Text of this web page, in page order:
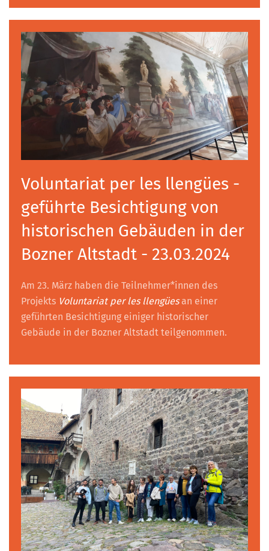
Voluntariat per les llengües -
geführte Besichtigung von
historischen Gebäuden in der
Bozner Altstadt - 23.03.2024
Am 23. März haben die Teilnehmer*innen des
Projekts Voluntariat per les llengüesan einer
geführten Besichtigung einiger historischer
Gebäude in der Bozner Altstadt teilgenommen.